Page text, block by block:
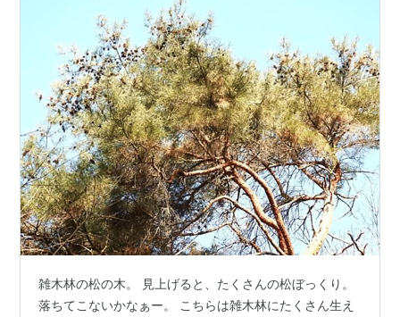
雑木林の松の木。 見上げると、たくさんの松ぼっくり。
落ちてこないかなぁー。 こちらは雑木林にたくさん生え